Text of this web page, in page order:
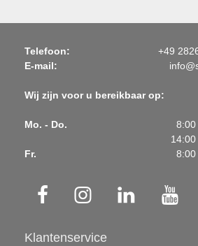
Telefoon:
+49
E-mail:
Wij zijn voor u bereikbaar op:
Mo. - Do.
Fr.
Klantenservice